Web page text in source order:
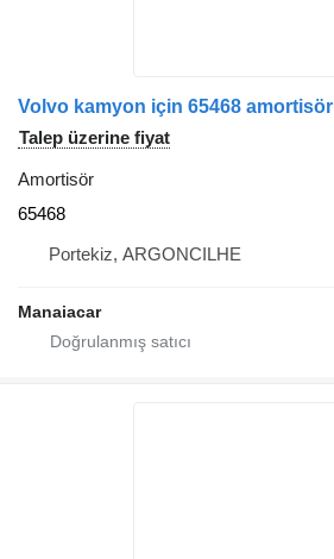
Volvo kamyon için 65468 amortisör
Talep üzerine fiyat
Amortisör
65468
Portekiz, ARGONCILHE
Manaiacar